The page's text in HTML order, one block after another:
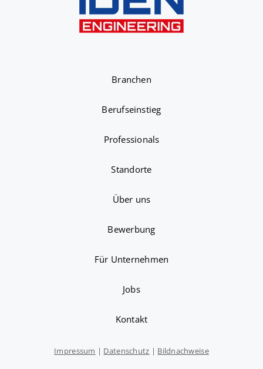
Branchen
Berufseinstieg
Professionals
Standorte
Über uns
Bewerbung
Für Unternehmen
Jobs
Kontakt
Impressum | Datenschutz | Bildnachweise